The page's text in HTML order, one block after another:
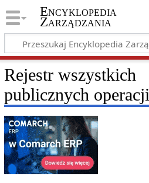
Encyklopedia
Zarządzania
Rejestr wszystkich
publicznych operacji